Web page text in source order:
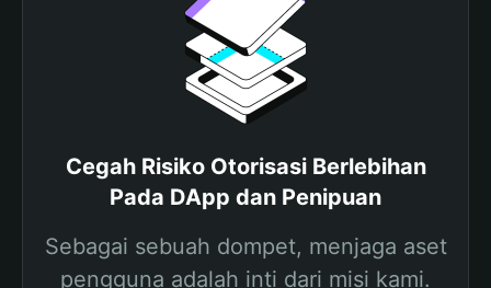
Cegah Risiko Otorisasi Berlebihan
Pada DApp dan Penipuan
Sebagai sebuah dompet, menjaga aset
pengguna adalah inti dari misi kami.